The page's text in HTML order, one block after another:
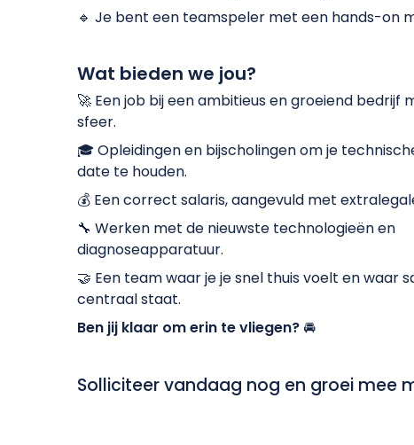
🔹 Je bent een teamspeler met een hands-on
Wat bieden we jou?
🚀 Een job bij een ambitieus en groeiend bedrijf
sfeer.
🎓 Opleidingen en bijscholingen om je
date te houden.
💰 Een correct salaris, aangevuld met
🔧 Werken met de nieuwste technologieën en
diagnoseapparatuur.
🤝 Een team waar je je snel thuis voelt en waar
centraal staat.
Ben jij klaar om erin te vliegen? 🚘
Solliciteer vandaag nog en groei mee